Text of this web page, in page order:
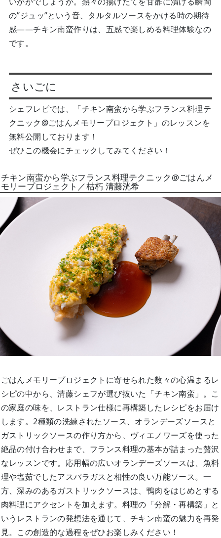
の”ジュッ”という音、タルタルソースをかける時の期待
感――チキン南蛮作りは、五感で楽しめる料理体験なの
です。
さいごに
シェフレピでは、「チキン南蛮から学ぶフランス料理テ
クニック@ごはんメモリープロジェクト」のレッスンを
無料公開しております！
ぜひこの機会にチェックしてみてください！
チキン南蛮から学ぶフランス料理テクニック@ごはんメ
モリープロジェクト／枯朽 清藤洸希
ごはんメモリープロジェクトに寄せられた数々の心温まるレ
シピの中から、清藤シェフが選び抜いた「チキン南蛮」。こ
の家庭の味を、レストラン仕様に再構築したレシピをお届け
します。2種類の洗練されたソース、オランデーズソースと
ガストリックソースの作り方から、ヴィエノワーズを使った
絶品の付け合わせまで、フランス料理の基本が詰まった贅沢
なレッスンです。応用幅の広いオランデーズソースは、魚料
理や塩茹でしたアスパラガスと相性の良い万能ソース。一
方、深みのあるガストリックソースは、鴨肉をはじめとする
肉料理にアクセントを加えます。料理の「分解・再構築」と
いうレストランの発想法を通じて、チキン南蛮の魅力を再発
見。この創造的な過程をぜひお楽しみください！